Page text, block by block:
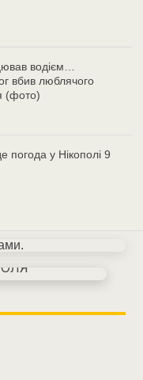
водієм…
вбив люблячого
(фото)
погода у Нікополі 9